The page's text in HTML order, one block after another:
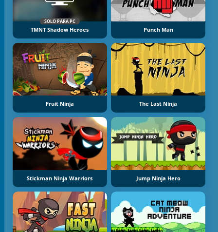
SOLO PARA PC
TMNT Shadow Heroes Punch Man
Fruit Ninja The Last Ninja
Stickman Ninja Warriors Jump Ninja Hero